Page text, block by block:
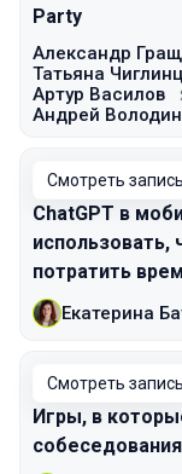
Party
Александр
Татьяна
Артур Василов
Андрей Володин
Смотреть запись
ChatGPT в
использовать,
потратить
Екатерина
Смотреть запись
Игры, в